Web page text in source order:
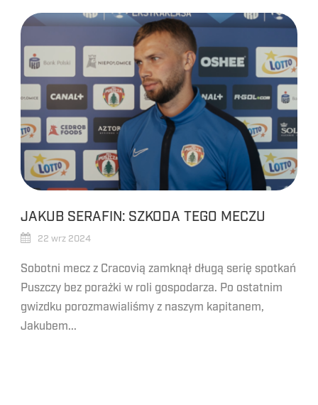
JAKUB SERAFIN: SZKODA TEGO MECZU
22 wrz 2024
Sobotni mecz z Cracovią zamknął długą serię spotkań
Puszczy bez porażki w roli gospodarza. Po ostatnim
gwizdku porozmawialiśmy z naszym kapitanem,
Jakubem...